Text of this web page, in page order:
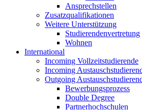
Ansprechstellen
Zusatzqualifikationen
Weitere Unterstützung
Studierendenvertretung
Wohnen
International
Incoming Vollzeitstudierende
Incoming
Outgoing
Bewerbungsprozess
Double Degree
Partnerhochschulen